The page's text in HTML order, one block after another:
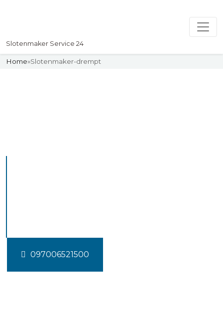
Slotenmaker Service 24
Home»Slotenmaker-drempt
097006521500